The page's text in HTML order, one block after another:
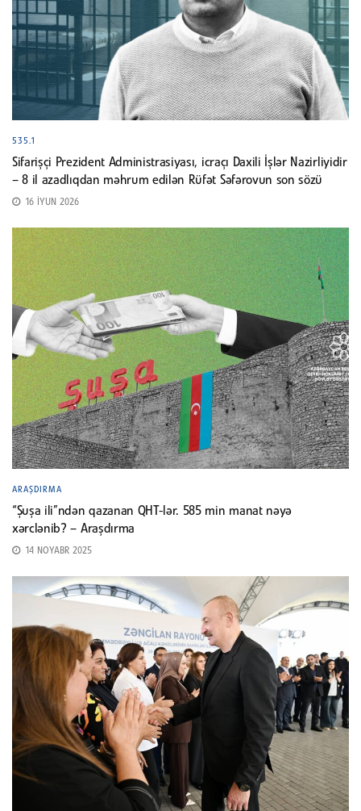
535.1
Sifarişçi Prezident Administrasiyası, icraçı Daxili İşlər Nazirliyidir
– 8 il azadlıqdan məhrum edilən Rüfət Səfərovun son sözü
16 İYUN 2026
ARAŞDIRMA
“Şuşa ili”ndən qazanan QHT-lər. 585 min manat nəyə
xərclənib? – Araşdırma
14 NOYABR 2025